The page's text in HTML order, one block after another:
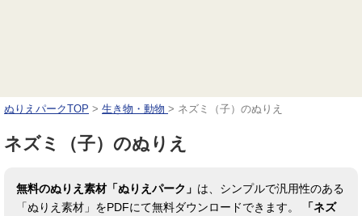
ぬりえパークTOP > 生き物・動物 > ネズミ（子）のぬりえ
ネズミ（子）のぬりえ
無料のぬりえ素材「ぬりえパーク」 は、シンプルで汎用性のある
「ぬりえ素材」をPDFにて無料ダウンロードできます。
「ネズ